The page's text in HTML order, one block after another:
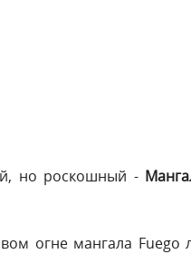
но роскошный -
огне мангала Fuego